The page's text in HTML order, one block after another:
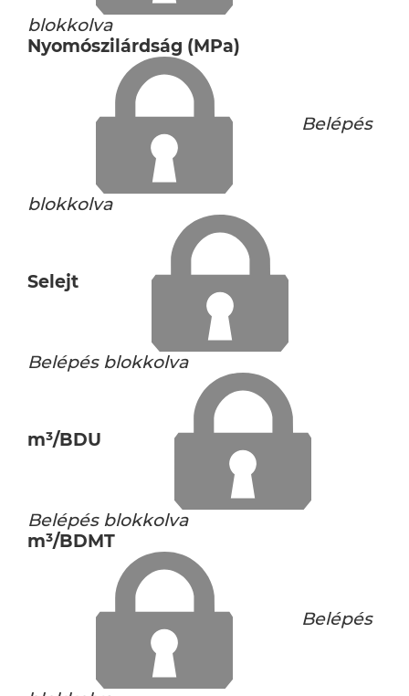
blokkolva
Nyomószilárdság (MPa)
Belépés
blokkolva
Selejt
Belépés blokkolva
m³/BDU
Belépés blokkolva
m³/BDMT
Belépés